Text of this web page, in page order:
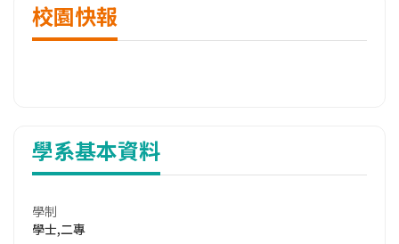
校園快報
學系基本資料
學制
學士,二專